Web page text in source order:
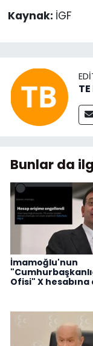
Kaynak: İGF
Bunlar da
İmamoğlu'nun
Ofisi" X